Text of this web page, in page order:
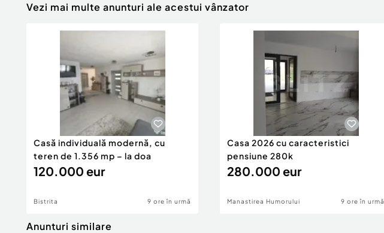
Vezi mai multe anunturi ale acestui vânzator
Casă individuală modernă, cu
teren de 1.356 mp – la doa
120.000 eur
Bistrita 9 ore în urmă
Casa 2026 cu caracteristici
pensiune 280k
280.000 eur
Manastirea Humorului 9 ore în urmă
Anunturi similare